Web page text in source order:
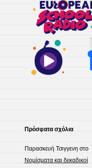
Πρόσφατα σχόλια
Παρασκευή Τσιγγενη στο
Νομίσματα και δεκαδικοί